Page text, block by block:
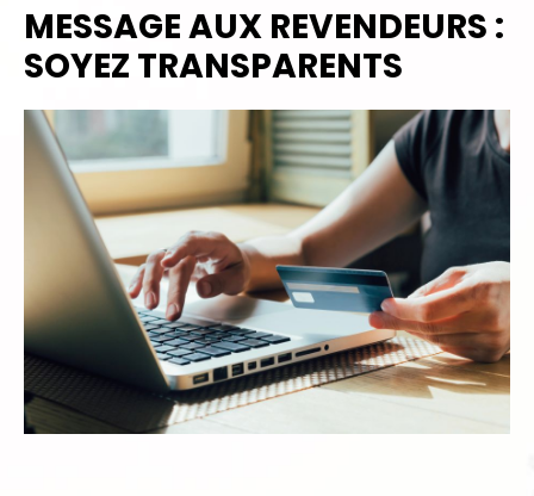
MESSAGE AUX REVENDEURS :
SOYEZ TRANSPARENTS